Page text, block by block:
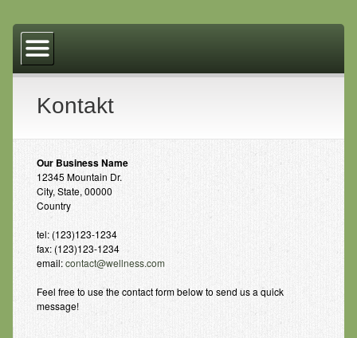
Über Thai Massage
Geschichte der Thai-Massage und Dr. Jivaka Kumar
Bhaccha
Buddha
Massagen
Traditionelle Thai Massage
Individuelle Massagen
Thai Akupressur
Kontakt
Our Business Name
12345 Mountain Dr.
City, State, 00000
Country
tel: (123)123-1234
fax: (123)123-1234
email:contact@wellness.com
Feel free to use the contact form below to send us a quick
message!